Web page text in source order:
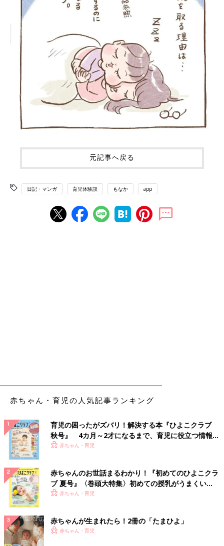
元記事へ戻る
日記・マンガ 育児体験談 もなか app
赤ちゃん・育児の人気記事ランキング
育児の困ったがズバリ！解決する本『ひよこクラブ
秋号』 4カ月～2才になるまで、育児に役立つ情報が
いっぱい！
赤ちゃん・育児
赤ちゃんのお世話まるわかり！『初めてのひよこクラ
ブ 夏号』〈巻頭大特集〉初めての授乳がうまくい
く！ おっぱい・ミルクの基本と夏のトラブル 解決テ
赤ちゃん・育児
赤ちゃんが生まれたら！2冊の「たまひよ」
赤ちゃん・育児